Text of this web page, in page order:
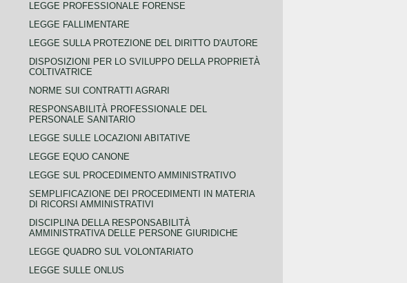
LEGGE PROFESSIONALE FORENSE
LEGGE FALLIMENTARE
LEGGE SULLA PROTEZIONE DEL DIRITTO D'AUTORE
DISPOSIZIONI PER LO SVILUPPO DELLA PROPRIETÀ
COLTIVATRICE
NORME SUI CONTRATTI AGRARI
RESPONSABILITÀ PROFESSIONALE DEL
PERSONALE SANITARIO
LEGGE SULLE LOCAZIONI ABITATIVE
LEGGE EQUO CANONE
LEGGE SUL PROCEDIMENTO AMMINISTRATIVO
SEMPLIFICAZIONE DEI PROCEDIMENTI IN MATERIA
DI RICORSI AMMINISTRATIVI
DISCIPLINA DELLA RESPONSABILITÀ
AMMINISTRATIVA DELLE PERSONE GIURIDICHE
LEGGE QUADRO SUL VOLONTARIATO
LEGGE SULLE ONLUS